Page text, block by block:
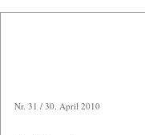
Nr. 31 / 30. April 2010